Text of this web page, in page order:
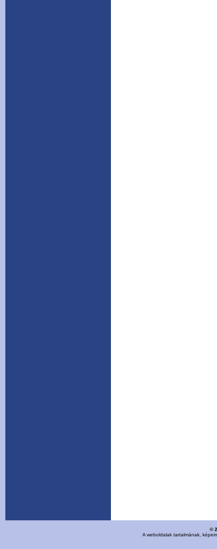
©
A weboldalak tartalmának,